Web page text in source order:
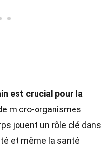
est crucial pour la
micro-organismes
jouent un rôle clé dans
et même la santé